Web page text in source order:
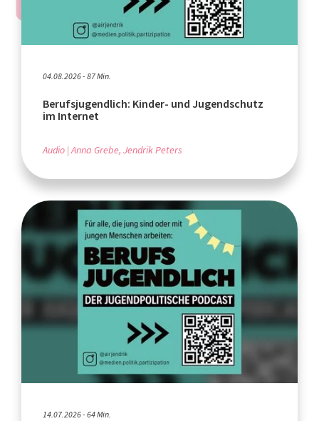
04.08.2026 - 87 Min.
Berufsjugendlich: Kinder- und Jugendschutz
im Internet
Audio Anna Grebe, Jendrik Peters
14.07.2026 - 64 Min.